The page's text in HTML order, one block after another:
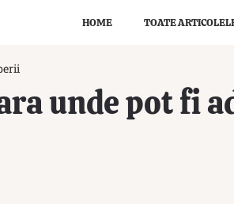
HOME TOATE
unde pot fi